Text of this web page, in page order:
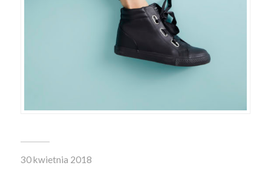
30 kwietnia 2018